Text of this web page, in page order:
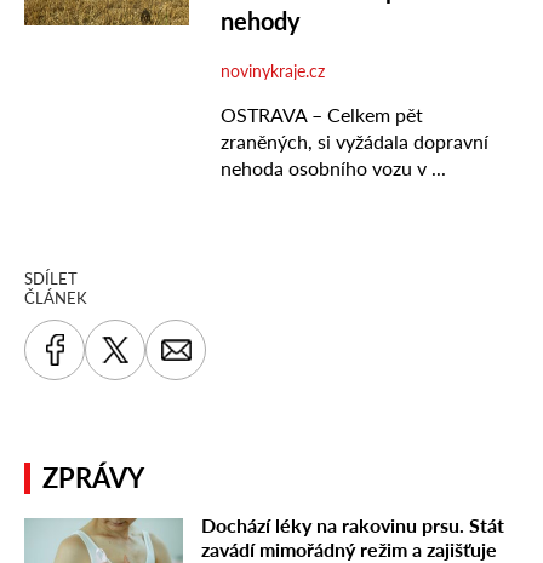
SDÍLET
ČLÁNEK
ZPRÁVY
Dochází léky na rakovinu prsu. Stát
zavádí mimořádný režim a zajišťuje